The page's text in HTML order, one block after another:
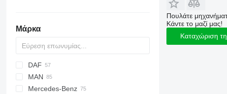
Μάρκα
A-series
X-Series
Silverado
DAF
AS
CF
Transit
EuroStar
Eurotech
Crossway
Daily
MAN
A-series
Mercedes-Benz
Πουλάτε
Κάντε το μαζί μας!
Καταχώριση